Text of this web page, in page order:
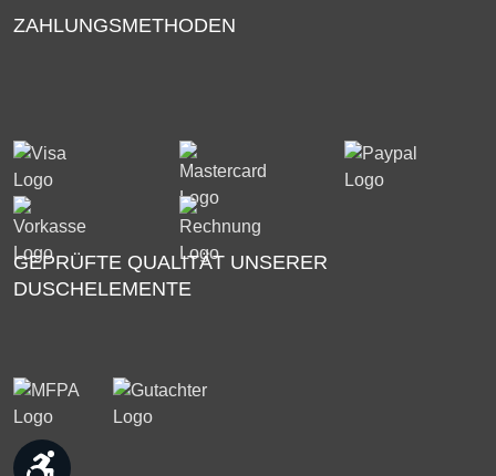
ZAHLUNGSMETHODEN
GEPRÜFTE QUALITÄT UNSERER
DUSCHELEMENTE
Werkzeugleiste anzeigen